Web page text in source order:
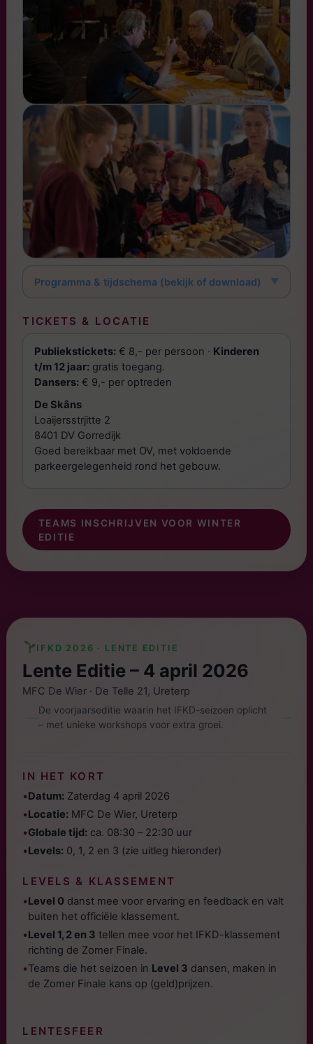
Programma & tijdschema (bekijk of download)
TICKETS & LOCATIE
Publiekstickets: € 8,- per persoon · Kinderen
t/m 12 jaar: gratis toegang.
Dansers: € 9,- per optreden
De Skâns
Loaijersstrjitte 2
8401 DV Gorredijk
Goed bereikbaar met OV, met voldoende
parkeergelegenheid rond het gebouw.
TEAMS INSCHRIJVEN VOOR WINTER
EDITIE
IFKD 2026 · LENTE EDITIE
Lente Editie – 4 april 2026
MFC De Wier · De Telle 21, Ureterp
De voorjaarseditie waarin het IFKD-seizoen oplicht
– met unieke workshops voor extra groei.
IN HET KORT
•Datum: Zaterdag 4 april 2026
•Locatie: MFC De Wier, Ureterp
•Globale tijd: ca. 08:30 – 22:30 uur
•Levels: 0, 1, 2 en 3 (zie uitleg hieronder)
LEVELS & KLASSEMENT
•Level 0 danst mee voor ervaring en feedback en valt
buiten het officiële klassement.
•Level 1, 2 en 3 tellen mee voor het IFKD-klassement
richting de Zomer Finale.
•Teams die het seizoen in Level 3 dansen, maken in
de Zomer Finale kans op (geld)prijzen.
LENTESFEER